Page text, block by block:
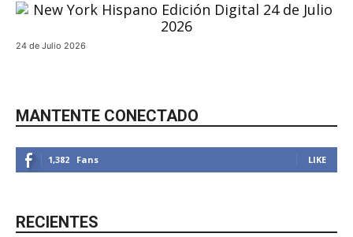
24 de Julio 2026
MANTENTE CONECTADO
1,382 Fans LIKE
RECIENTES